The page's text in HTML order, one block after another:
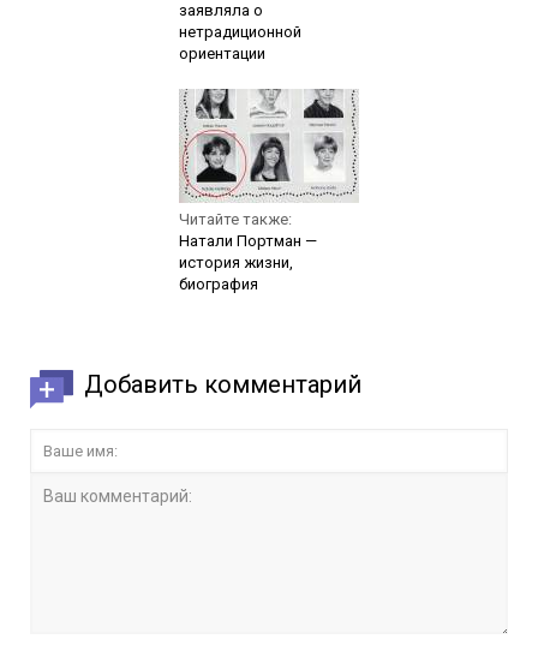
заявляла о
нетрадиционной
ориентации
Читайте также:
Натали Портман —
история жизни,
биография
Добавить комментарий